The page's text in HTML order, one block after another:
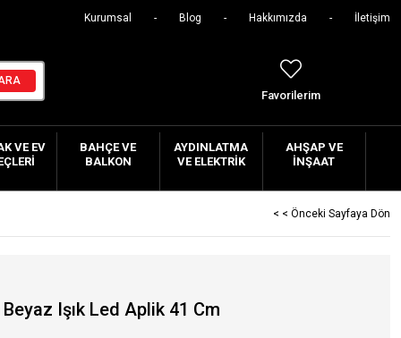
Kurumsal Blog Hakkımızda İletişim
Favorilerim
VE EV
BAHÇE VE
BALKON
AYDINLATMA
VE ELEKTRIK
AHŞAP VE
İNŞAAT
< < Önceki Sayfaya Dön
Işık Led Aplik 41 Cm